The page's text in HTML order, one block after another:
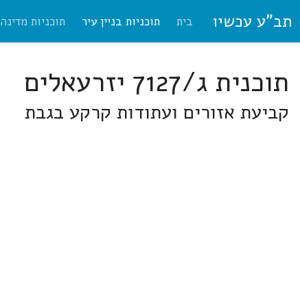
תב"ע עכשיו בית תוכניות בניין עיר תוכניות מדינה
תוכנית ג/7127 יזרעאלים
קביעת אזורים ועתודות קרקע בגבת